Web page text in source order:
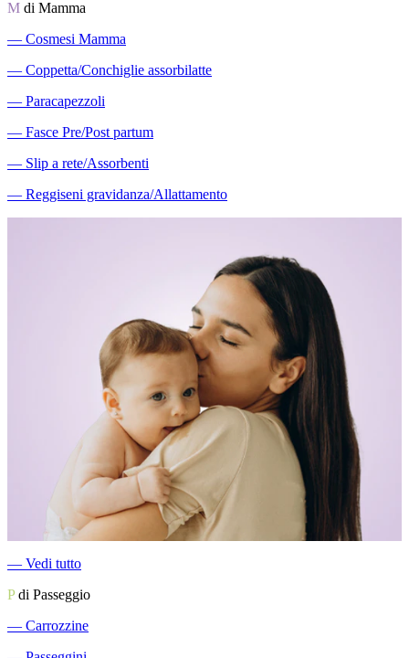
M di Mamma
― Cosmesi Mamma
― Coppetta/Conchiglie assorbilatte
― Paracapezzoli
― Fasce Pre/Post partum
― Slip a rete/Assorbenti
― Reggiseni gravidanza/Allattamento
― Vedi tutto
Pdi Passeggio
― Carrozzine